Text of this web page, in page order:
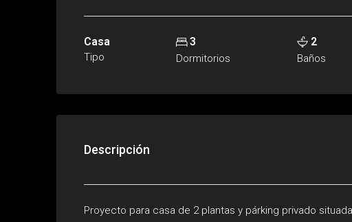
Casa
Tipo
3
Dormitorios
2
Baños
Descripción
Proyecto para casa de 2 plantas y párking privado